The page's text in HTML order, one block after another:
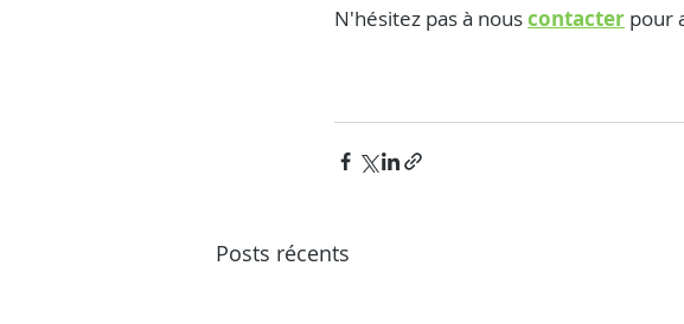
N'hésitez pas à nous contacter pour
Posts récents